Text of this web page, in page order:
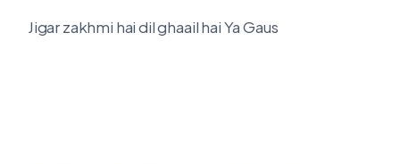
Jigar zakhmi hai dil ghaail hai Ya Gaus